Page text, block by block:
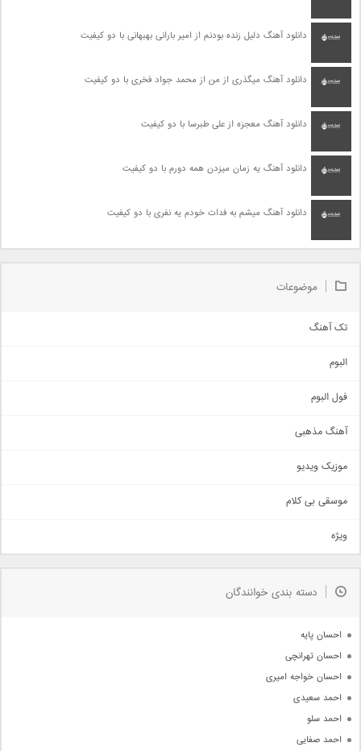
دانلود آهنگ دلیل زنده بودنم از امیر بارانی بهبهانی با دو کیفیت
دانلود آهنگ میگذری از من از محمد جواد فخری با دو کیفیت
دانلود آهنگ معجزه از علی طبرسا با دو کیفیت
دانلود آهنگ یه زمان میزدن همه دورم با دو کیفیت
دانلود آهنگ میشم به فدات خودم یه نفری با دو کیفیت
موضوعات
تک آهنگ
اجتماعی
حماسی
سنتی
اهنگ بندرعباسی
دمو
مذهبی
جدیدترین ها
البوم
فول البوم
آهنگ مذهبی
موزیک ویدیو
موسقی بی کلام
ویژه
دسته بندی خوانندگان
احسان پایه
احسان تهرانچی
احسان خواجه امیری
احمد سعیدی
احمد سلو
احمد صفایی